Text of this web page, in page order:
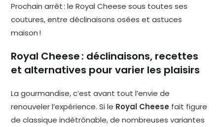
Prochain arrêt : le Royal Cheese sous toutes ses
coutures, entre déclinaisons osées et astuces
maison !
Royal Cheese : déclinaisons, recettes
et alternatives pour varier les plaisirs
La gourmandise, c’est avant tout l’envie de
renouveler l’expérience. Si le Royal Cheese fait figure
de classique indétrônable, de nombreuses variantes